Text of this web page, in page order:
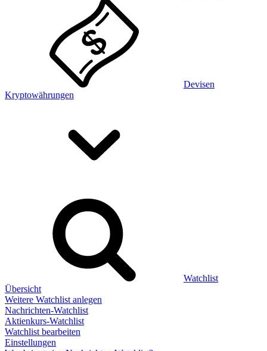
Devisen
Kryptowährungen
Watchlist
Übersicht
Weitere Watchlist anlegen
Nachrichten-Watchlist
Aktienkurs-Watchlist
Watchlist bearbeiten
Einstellungen